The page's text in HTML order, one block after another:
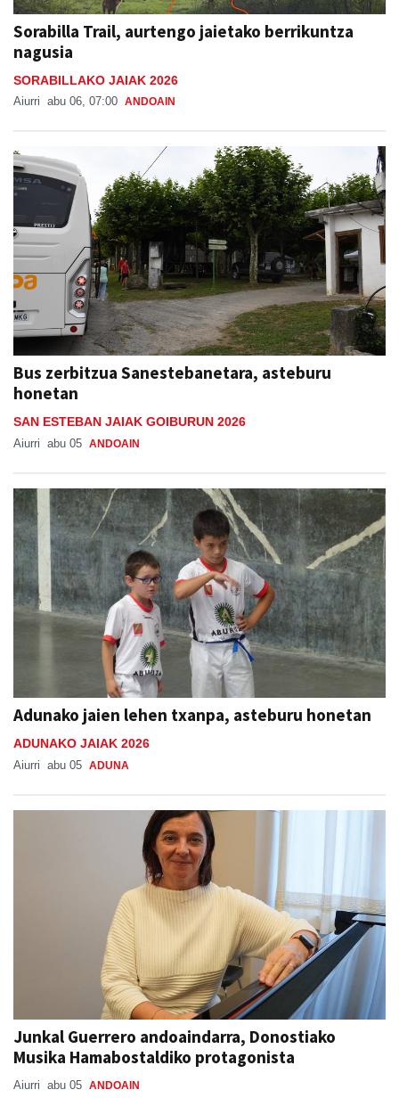
Sorabilla Trail, aurtengo jaietako berrikuntza
nagusia
SORABILLAKO JAIAK 2026
Aiurri abu 06, 07:00 ANDOAIN
Bus zerbitzua Sanestebanetara, asteburu
honetan
SAN ESTEBAN JAIAK GOIBURUN 2026
Aiurri abu 05 ANDOAIN
Adunako jaien lehen txanpa, asteburu honetan
ADUNAKO JAIAK 2026
Aiurri abu 05 ADUNA
Junkal Guerrero andoaindarra, Donostiako
Musika Hamabostaldiko protagonista
Aiurri abu 05 ANDOAIN